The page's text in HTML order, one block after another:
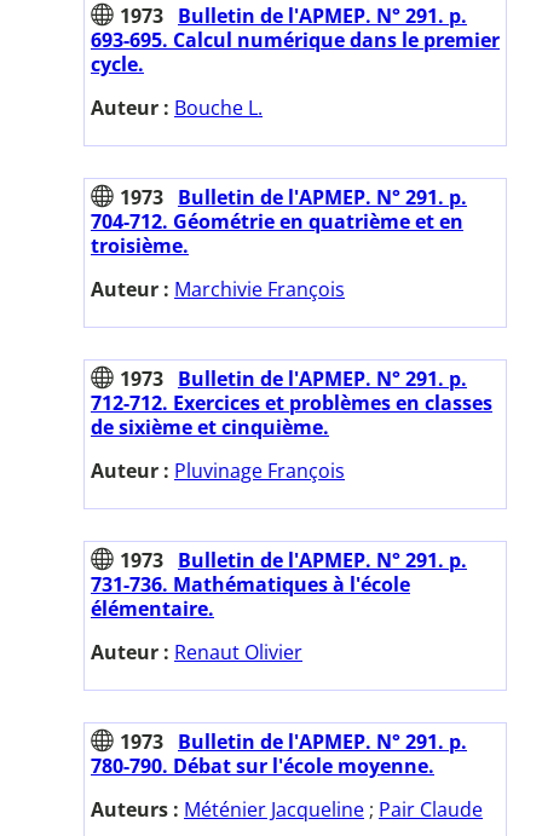
1973 Bulletin de l'APMEP. N° 291. p.
693-695. Calcul numérique dans le premier
cycle.
Auteur : Bouche L.
1973 Bulletin de l'APMEP. N° 291. p.
704-712. Géométrie en quatrième et en
troisième.
Auteur : Marchivie François
1973 Bulletin de l'APMEP. N° 291. p.
712-712. Exercices et problèmes en classes
de sixième et cinquième.
Auteur : Pluvinage François
1973 Bulletin de l'APMEP. N° 291. p.
731-736. Mathématiques à l'école
élémentaire.
Auteur : Renaut Olivier
1973 Bulletin de l'APMEP. N° 291. p.
780-790. Débat sur l'école moyenne.
Auteurs : Méténier Jacqueline ; Pair Claude